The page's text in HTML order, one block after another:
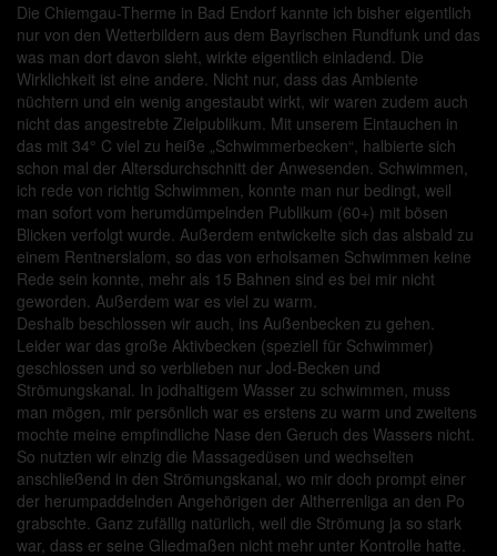
Die Chiemgau-Therme in Bad Endorf kannte ich bisher eigentlich
nur von den Wetterbildern aus dem Bayrischen Rundfunk und das
was man dort davon sieht, wirkte eigentlich einladend. Die
Wirklichkeit ist eine andere. Nicht nur, dass das Ambiente
nüchtern und ein wenig angestaubt wirkt, wir waren zudem auch
nicht das angestrebte Zielpublikum. Mit unserem Eintauchen in
das mit 34° C viel zu heiße „Schwimmerbecken“, halbierte sich
schon mal der Altersdurchschnitt der Anwesenden. Schwimmen,
ich rede von richtig Schwimmen, konnte man nur bedingt, weil
man sofort vom herumdümpelnden Publikum (60+) mit bösen
Blicken verfolgt wurde. Außerdem entwickelte sich das alsbald zu
einem Rentnerslalom, so das von erholsamen Schwimmen keine
Rede sein konnte, mehr als 15 Bahnen sind es bei mir nicht
geworden. Außerdem war es viel zu warm.
Deshalb beschlossen wir auch, ins Außenbecken zu gehen.
Leider war das große Aktivbecken (speziell für Schwimmer)
geschlossen und so verblieben nur Jod-Becken und
Strömungskanal. In jodhaltigem Wasser zu schwimmen, muss
man mögen, mir persönlich war es erstens zu warm und zweitens
mochte meine empfindliche Nase den Geruch des Wassers nicht.
So nutzten wir einzig die Massagedüsen und wechselten
anschließend in den Strömungskanal, wo mir doch prompt einer
der herumpaddelnden Angehörigen der Altherrenliga an den Po
grabschte. Ganz zufällig natürlich, weil die Strömung ja so stark
war, dass er seine Gliedmaßen nicht mehr unter Kontrolle hatte.